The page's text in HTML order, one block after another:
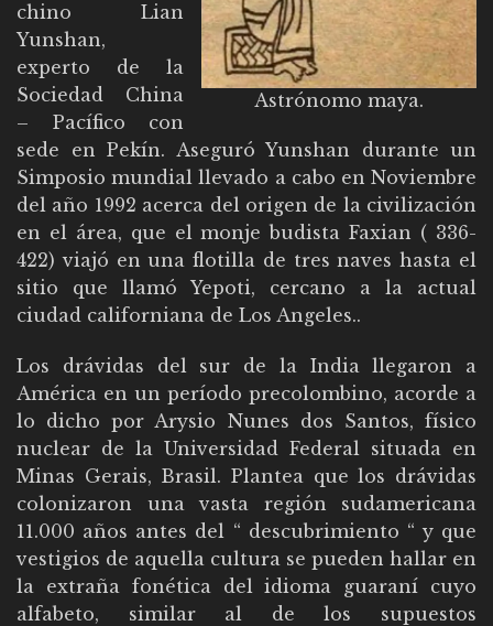
Astrónomo maya.
chino Lian
Yunshan,
experto de la
Sociedad China
– Pacífico con
sede en Pekín. Aseguró Yunshan durante un
Simposio mundial llevado a cabo en Noviembre
del año 1992 acerca del origen de la civilización
en el área, que el monje budista Faxian ( 336-
422) viajó en una flotilla de tres naves hasta el
sitio que llamó Yepoti, cercano a la actual
ciudad californiana de Los Angeles..
Los drávidas del sur de la India llegaron a
América en un período precolombino, acorde a
lo dicho por Arysio Nunes dos Santos, físico
nuclear de la Universidad Federal situada en
Minas Gerais, Brasil. Plantea que los drávidas
colonizaron una vasta región sudamericana
11.000 años antes del “ descubrimiento “ y que
vestigios de aquella cultura se pueden hallar en
la extraña fonética del idioma guaraní cuyo
alfabeto, similar al de los supuestos